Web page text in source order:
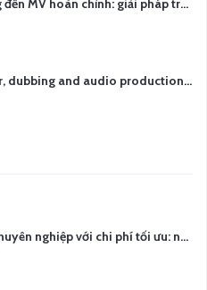
Từ ý tưởng đến MV hoàn chỉnh: giải pháp trọn gói tại YCN Media
Voice over, dubbing and audio production services in Vietnam for global content
Làm MV chuyên nghiệp với chi phí tối ưu: nên chọn quay thực tế hay video AI?